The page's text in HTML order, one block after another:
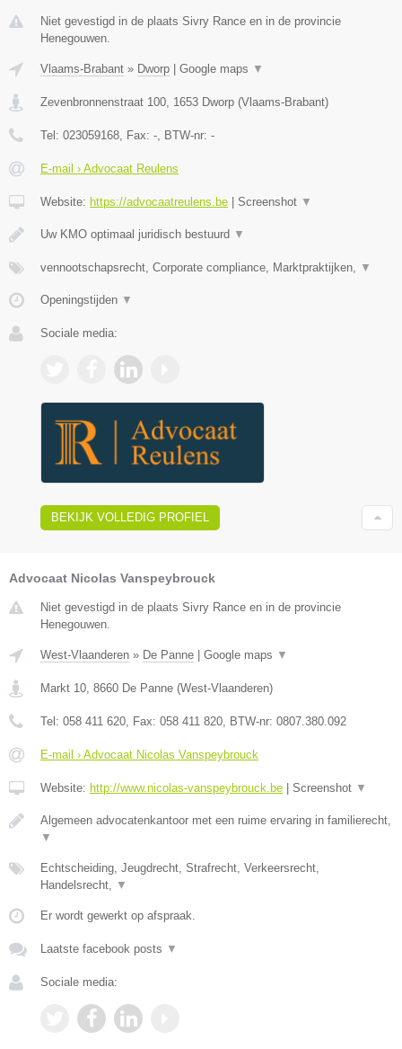
Niet gevestigd in de plaats Sivry Rance en in de provincie
Henegouwen.
Vlaams-Brabant » Dworp Google maps ▼
Zevenbronnenstraat 100 1653 Dworp (Vlaams-Brabant)
Tel: 023059168 , Fax: - , BTW-nr: -
E-mail › Advocaat Reulens
Website: https://advocaatreulens.be Screenshot ▼
Uw KMO optimaal juridisch bestuurd ▼
vennootschapsrecht, Corporate compliance, Marktpraktijken, ▼
Openingstijden ▼
Sociale media:
BEKIJK VOLLEDIG PROFIEL
Advocaat Nicolas Vanspeybrouck
Niet gevestigd in de plaats Sivry Rance en in de provincie
Henegouwen.
West-Vlaanderen » De Panne Google maps ▼
Markt 10, 8660 De Panne (West-Vlaanderen)
Tel: 058 411 620, Fax: 058 411 820, BTW-nr: 0807.380.092
E-mail › Advocaat Nicolas Vanspeybrouck
Website: http://www.nicolas-vanspeybrouck.be Screenshot ▼
Algemeen advocatenkantoor met een ruime ervaring in familierecht,
▼
Echtscheiding, Jeugdrecht, Strafrecht, Verkeersrecht,
Handelsrecht, ▼
Er wordt gewerkt op afspraak.
Laatste facebook posts ▼
Sociale media: